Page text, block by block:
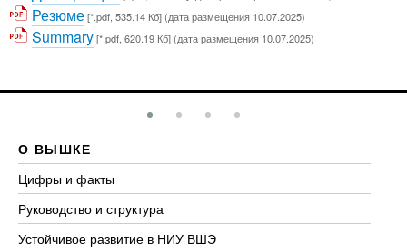
Резюме[*.pdf, 535.14 Кб] (дата размещения 10.07.2025)
Summary[*.pdf, 620.19 Кб] (дата размещения 10.07.2025)
О ВЫШКЕ
Цифры и факты
Руководство и структура
Устойчивое развитие в НИУ ВШЭ